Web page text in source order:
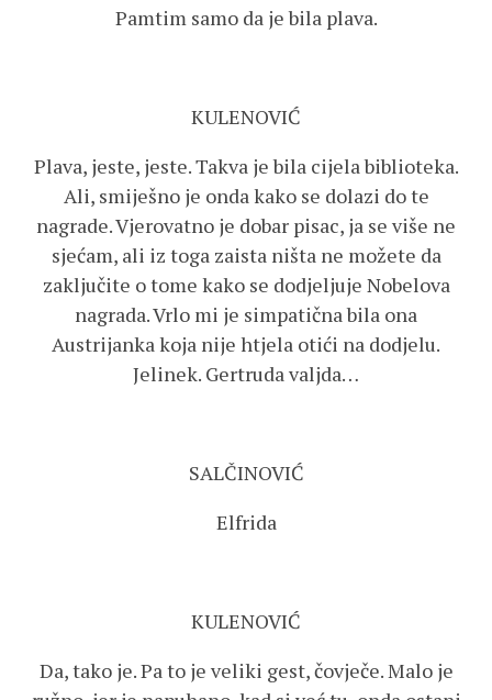
Pamtim samo da je bila plava.
KULENOVIĆ
Plava, jeste, jeste. Takva je bila cijela biblioteka.
Ali, smiješno je onda kako se dolazi do te
nagrade. Vjerovatno je dobar pisac, ja se više ne
sjećam, ali iz toga zaista ništa ne možete da
zaključite o tome kako se dodjeljuje Nobelova
nagrada. Vrlo mi je simpatična bila ona
Austrijanka koja nije htjela otići na dodjelu.
Jelinek. Gertruda valjda…
SALČINOVIĆ
Elfrida
KULENOVIĆ
Da, tako je. Pa to je veliki gest, čovječe. Malo je